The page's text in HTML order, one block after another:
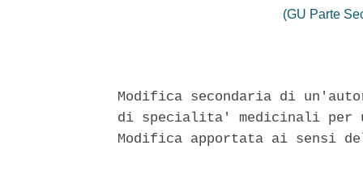
(GU Parte
Modifica secondaria di
di specialita' medicinali per
Modifica apportata ai sensi